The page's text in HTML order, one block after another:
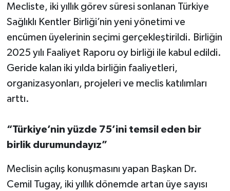
Mecliste, iki yıllık görev süresi sonlanan Türkiye
Sağlıklı Kentler Birliği’nin yeni yönetimi ve
encümen üyelerinin seçimi gerçekleştirildi. Birliğin
2025 yılı Faaliyet Raporu oy birliği ile kabul edildi.
Geride kalan iki yılda birliğin faaliyetleri,
organizasyonları, projeleri ve meclis katılımları
arttı.
“Türkiye’nin yüzde 75’ini temsil eden bir
birlik durumundayız”
Meclisin açılış konuşmasını yapan Başkan Dr.
Cemil Tugay, iki yıllık dönemde artan üye sayısı